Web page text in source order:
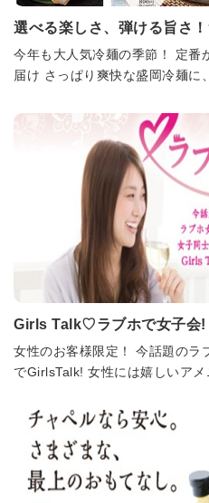
選べる楽しさ、弾ける旨さ
今年も大人気冷麺の季節！ 定番
届け さっぱり爽快な盛岡冷麺に、具だくさんで濃厚なビビン
気分に合わせて、あなただけの
けてみてください。 チャペル盛岡冷麺 キンキンに冷えたスープ
にコシのある麺、ピリ辛キムチ
ばす、爽快な喉越しの一杯です。 ピビン麺 旨辛の特製タレを、
お肉や温泉卵などの具材と豪快
がクセになる、箸が進む美味しさです。 棒棒鶏冷麺
し鶏とシャキシャキ野菜をのせ
とピリ辛ラー油の絶妙なコクをお楽し
竹皮の香りがそそる、本格ちま
に、ゴロゴロ入った角煮の旨味が贅
甘辛く濃厚な特製肉みそに、と
飯との相性が抜群で、ガッツリ
ニ芝麻球 カリッと香ばしい衣とモチモチの生地がたまらないミ
す。
Girls Talk♡ラブホで女子会!
女性のお客様限定！ 今話題のラ
でGirlsTalk! 女性には嬉しいアメ